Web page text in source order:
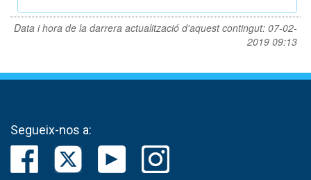
Data i hora de la darrera actualització d'aquest contingut: 07-02-
2019 09:13
Segueix-nos a: